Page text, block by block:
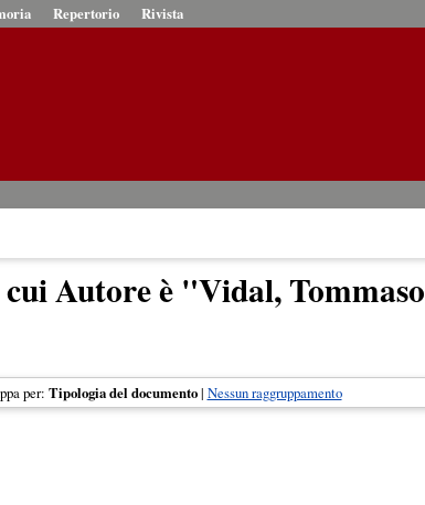
Repertorio Rivista
Autore è "Vidal, Tommaso
per: Tipologia del documento| Nessun raggruppamento